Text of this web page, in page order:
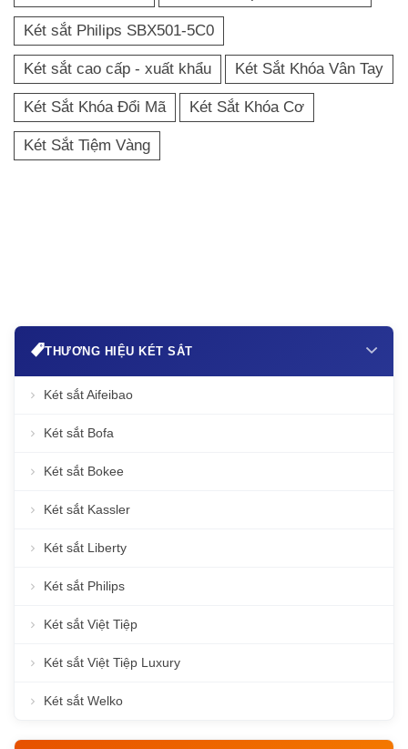
THƯƠNG HIỆU KÉT SẮT
Két sắt Aifeibao
Két sắt Bofa
Két sắt Bokee
Két sắt Kassler
Két sắt Liberty
Két sắt Philips
Két sắt Việt Tiệp
Két sắt Việt Tiệp Luxury
Két sắt Welko
Két sắt Philips SBX501-5C0
Két sắt cao cấp - xuất khẩu Két Sắt Khóa Vân Tay
Két Sắt Khóa Đổi Mã Két Sắt Khóa Cơ
Két Sắt Tiệm Vàng